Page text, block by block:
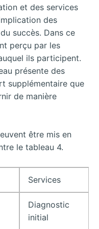
et des services
des
succès. Dans ce
perçu par les
ils participent.
présente des
supplémentaire que
de manière
être mis en
le tableau 4.
Services
Diagnostic
initial